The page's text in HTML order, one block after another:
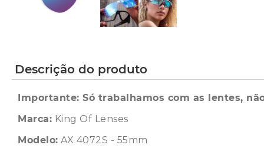
Descrição do produto
Importante: Só trabalhamos com as lentes,
Marca: King Of Lenses
Modelo: AX 4072S - 55mm